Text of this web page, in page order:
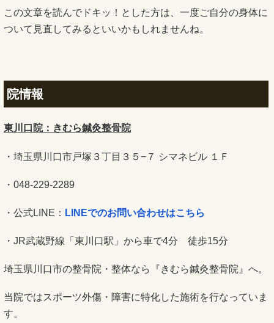
この文章を読んでドキッ！とした方は、一度ご自分の身体に
ついて見直してみるといいかもしれませんね。
院情報
東川口院：きむら鍼灸整骨院
・埼玉県川口市戸塚３丁目３５−７ シマネビル １Ｆ
・048-229-2289
・公式LINE： LINEでのお問い合わせはこちら
・JR武蔵野線「東川口駅」から車で4分 徒歩15分
埼玉県川口市の整骨院・整体なら『きむら鍼灸整骨院』へ。
当院ではスポーツ外傷・障害に特化した施術を行なっていま
す。